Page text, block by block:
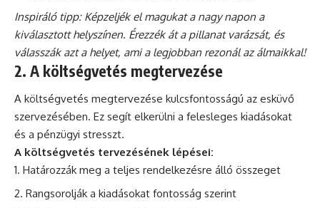
Inspiráló tipp: Képzeljék el magukat a nagy napon a
kiválasztott helyszínen. Érezzék át a pillanat varázsát, és
válasszák azt a helyet, ami a legjobban rezonál az álmaikkal!
2. A költségvetés megtervezése
A költségvetés megtervezése kulcsfontosságú az esküvő
szervezésében. Ez segít elkerülni a felesleges kiadásokat
és a pénzügyi stresszt.
A költségvetés tervezésének lépései:
Határozzák meg a teljes rendelkezésre álló összeget
Rangsorolják a kiadásokat fontosság szerint